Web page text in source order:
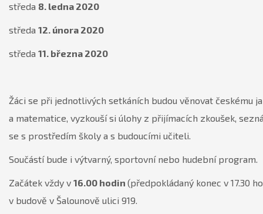
středa 8. ledna 2020
středa 12. února 2020
středa 11. března 2020
Žáci se při jednotlivých setkáních budou věnovat českému
a matematice, vyzkouší si úlohy z přijímacích zkoušek,
se s prostředím školy a s budoucími učiteli.
Součástí bude i výtvarný, sportovní nebo hudební program.
Začátek vždy v 16.00 hodin (předpokládaný konec v 17.30
v budově v Šalounově ulici 919.